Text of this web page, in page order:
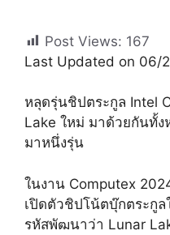
Post Views: 167
Last Updated on 06/
หลุดรุ่นชิปตระกูล Intel
Lake ใหม่ มาด้วยกันทั้
มาหนึ่งรุ่น
ในงาน Computex
เปิดตัวชิปโน้ตบุ๊กตระกู
รหัสพัฒนาว่า Lunar